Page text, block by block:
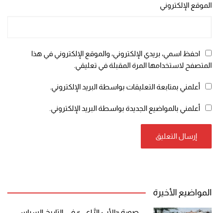
الموقع الإلكتروني
احفظ اسمي، بريدي الإلكتروني، والموقع الإلكتروني في هذا
المتصفح لاستخدامها المرة المقبلة في تعليقي.
أعلمني بمتابعة التعليقات بواسطة البريد الإلكتروني.
أعلمني بالمواضيع الجديدة بواسطة البريد الإلكتروني.
المواضيع الأخيرة